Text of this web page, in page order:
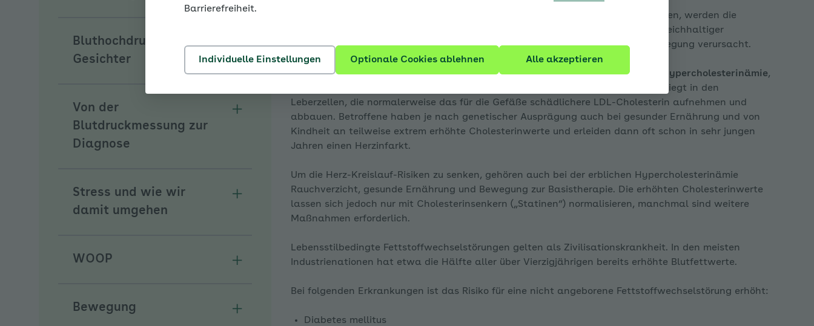
Von den erblich bedingten Formen mit extrem erhöhten Blutfettwerten abgesehen, werden die
meisten Fettstoffwechselstörungen durch die Kombination aus ungesunder, zu reichhaltiger
Ernährung mit zu fetten und zuckerhaltigen Lebensmitteln sowie zu wenig Bewegung verursacht.
Daneben gibt es auch angeborene Störungen. Am häufigsten ist diefamiliäre Hypercholesterinämie,
also ein erblich bedingter, zu hoher Cholesterinspiegel. Der angeborene Defekt liegt in den
Leberzellen, die normalerweise das für die Gefäße schädlichere LDL-Cholesterin aufnehmen und
abbauen. Betroffene haben je nach genetischer Ausprägung auch bei gesunder Ernährung und von
Kindheit an teilweise extrem erhöhte Cholesterinwerte und erleiden dann oft schon in sehr jungen
Jahren einen Herzinfarkt.
Um die Herz-Kreislauf-Risiken zu senken, gehören auch bei der erblichen Hypercholesterinämie
Rauchverzicht, gesunde Ernährung und Bewegung zur Basistherapie. Die erhöhten Cholesterinwerte
lassen sich jedoch nur mit Cholesterinsenkern („Statinen“) normalisieren, manchmal sind weitere
Maßnahmen erforderlich.
Lebensstilbedingte Fettstoffwechselstörungen gelten als Zivilisationskrankheit. In den meisten
Industrienationen hat etwa die Hälfte aller über Vierzigjährigen bereits erhöhte Blutfettwerte.
Bei folgenden Erkrankungen ist das Risiko für eine nicht angeborene Fettstoffwechselstörung erhöht:
Diabetes mellitus
Bluthochdruck hat viele
Gesichter
Untermenü für Bluthochdruck hat viele Gesichter ausklappen
Von der
Blutdruckmessung zur
Diagnose
Untermenü für Von der Blutdruckmessung zur Diagnose ausklappen
Stress und wie wir
damit umgehen
Untermenü für Stress und wie wir damit umgehen ausklappen
WOOP
Bewegung
Untermenü für Bewegung ausklappen
Barrierefreiheit.
Individuelle Einstellungen Optionale Cookies ablehnen Alle akzeptieren